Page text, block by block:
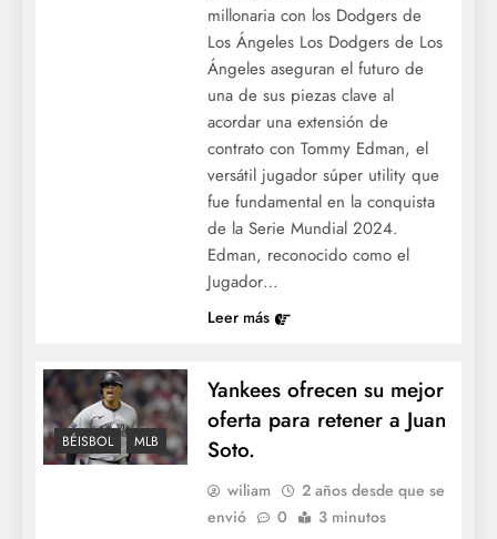
millonaria con los Dodgers de
Los Ángeles Los Dodgers de Los
Ángeles aseguran el futuro de
una de sus piezas clave al
acordar una extensión de
contrato con Tommy Edman, el
versátil jugador súper utility que
fue fundamental en la conquista
de la Serie Mundial 2024.
Edman, reconocido como el
Jugador…
Leer más
BÉISBOL MLB
Yankees ofrecen su mejor
oferta para retener a Juan
Soto.
wiliam
2 años desde que se
envió
0 3 minutos